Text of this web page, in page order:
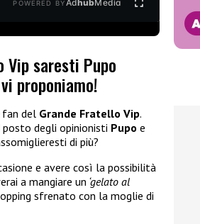
POWERED BYAdhubMedia
Vip saresti Pupo
proponiamo!
fan del Grande Fratello Vip.
posto degli opinionisti Pupo e
di più?
e avere così la possibilità
a mangiare un ‘gelato al
sfrenato con la moglie di